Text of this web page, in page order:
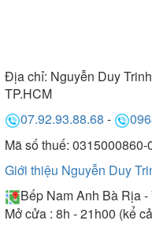
Địa chỉ: Nguyễn Duy
TP.HCM
07.92.93.88.68 -
Mã số thuế:
Giới thiệu Nguyễn Duy
Bếp Nam Anh Bà Rịa -
Mở cửa : 8h - 21h00 (kể